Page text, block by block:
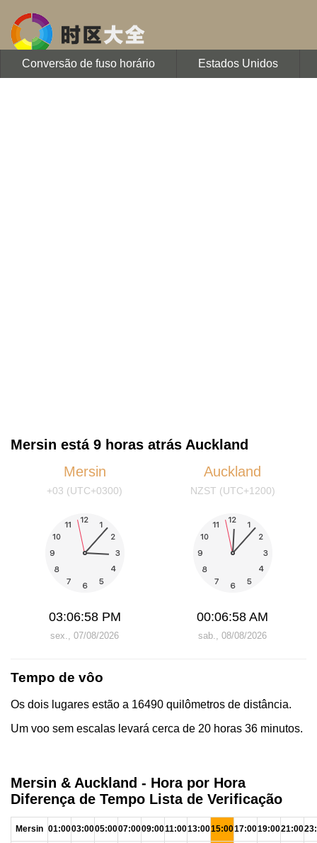
Conversão de fuso horário Estados Unidos
Mersin está 9 horas atrás Auckland
Mersin
+03 (UTC+0300)
03:06:59 PM
sex., 07/08/2026
Auckland
NZST (UTC+1200)
00:06:59 AM
sab., 08/08/2026
Tempo de vôo
Os dois lugares estão a 16490 quilômetros de distância.
Um voo sem escalas levará cerca de 20 horas 36 minutos.
Mersin & Auckland - Hora por Hora
Diferença de Tempo Lista de Verificação
Mersin 01:0003:0005:0007:0009:0011:0013:0015:0017:0019:0021:00